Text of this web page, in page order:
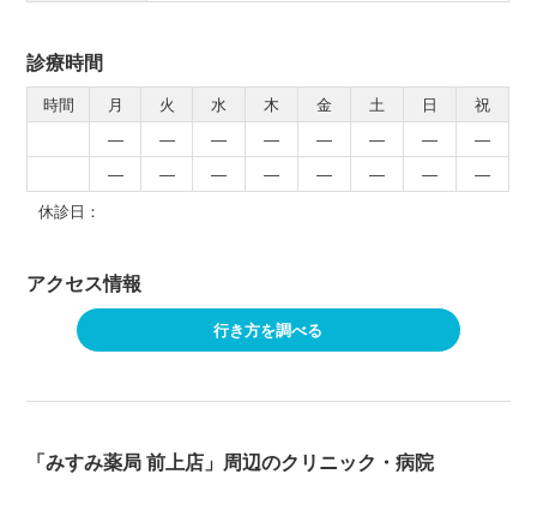
診療時間
時間 月 火 水 木 金 土 日
祝
―
― ― ― ― ― ―
―
―
― ― ― ― ― ―
―
休診日：
アクセス情報
行き方を調べる
「みすみ薬局 前上店」周辺のクリニック・病院